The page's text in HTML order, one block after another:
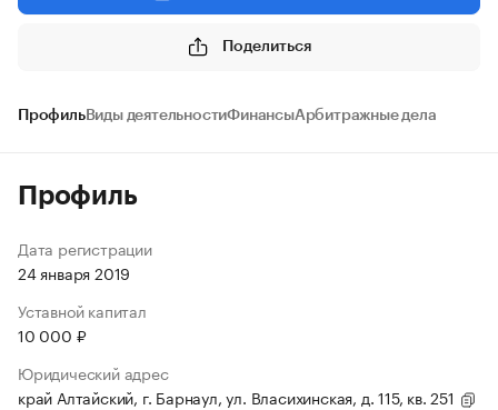
Поделиться
ПрофильВиды деятельностиФинансыАрбитражные дела
Профиль
Дата регистрации
24 января 2019
Уставной капитал
10 000 ₽
Юридический адрес
край Алтайский, г. Барнаул, ул. Власихинская, д. 115, кв. 251